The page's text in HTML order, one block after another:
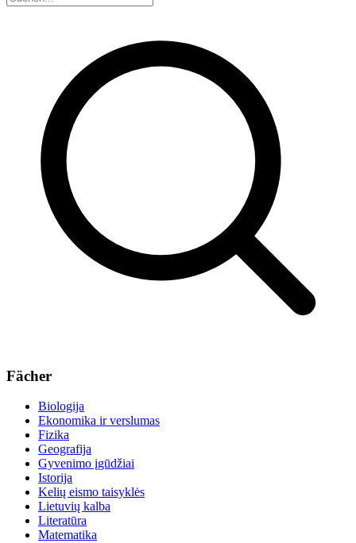
Fächer
Biologija
Ekonomika ir verslumas
Fizika
Geografija
Gyvenimo įgūdžiai
Istorija
Kelių eismo taisyklės
Lietuvių kalba
Literatūra
Matematika